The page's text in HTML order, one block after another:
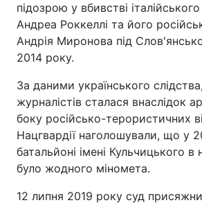
підозрою у вбивстві
Андреа Роккеллі та його
Андрія Миронова під
2014 року.
За даними українського
журналістів сталася внаслідок
боку російсько-терористичних
Нацгвардії наголошували, що у
батальйоні імені Кульчицького в
було жодного міномета.
12 липня 2019 року суд